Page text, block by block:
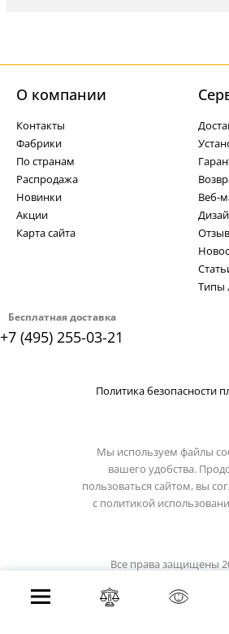
Бесплатная доставка
+7 (495) 255-03-21
О компании
Контакты
Фабрики
По странам
Распродажа
Новинки
Акции
Карта сайта
Веб-
Типы
Политика безопасности
Мы используем файлы
вашего удобства.
пользоваться сайтом, вы
с политикой
Все права защищены